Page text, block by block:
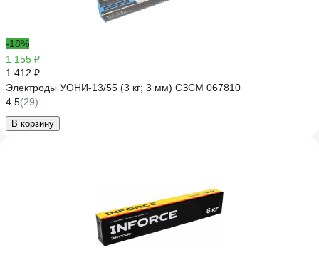
-18%
1 155 ₽
1 412 ₽
Электроды УОНИ-13/55 (3 кг; 3 мм) СЗСМ 067810
4.5(29)
В корзину